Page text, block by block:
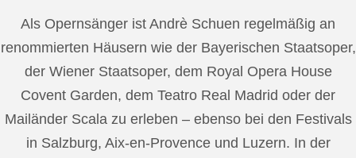
Als Opernsänger ist Andrè Schuen regelmäßig an
renommierten Häusern wie der Bayerischen Staatsoper,
der Wiener Staatsoper, dem Royal Opera House
Covent Garden, dem Teatro Real Madrid oder der
Mailänder Scala zu erleben – ebenso bei den Festivals
in Salzburg, Aix-en-Provence und Luzern. In der